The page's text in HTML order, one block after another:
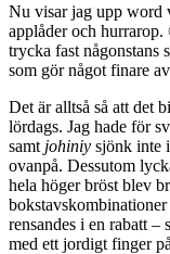
Nu visar jag upp word
applåder och
trycka fast någonstans
som gör något finare
Det är alltså så att det
lördags. Jag hade för
samt johiniy sjönk inte
ovanpå. Dessutom
hela höger bröst blev
rensandes i en rabatt –
med ett jordigt finger på